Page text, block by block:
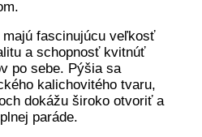
fascinujúcu veľkosť
a schopnosť kvitnúť
po sebe. Pýšia sa
kalichovitého tvaru,
dokážu široko otvoriť a
paráde.